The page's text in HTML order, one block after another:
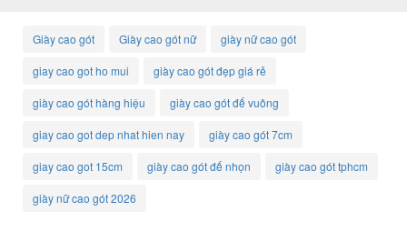
Giày cao gót Giày cao gót nữ giày nữ cao gót
giay cao got ho mui giày cao gót đẹp giá rẻ
giày cao gót hàng hiệu giày cao gót đế vuông
giay cao got dep nhat hien nay giày cao gót 7cm
giay cao got 15cm giày cao gót đế nhọn giày cao gót tphcm
giày nữ cao gót 2026